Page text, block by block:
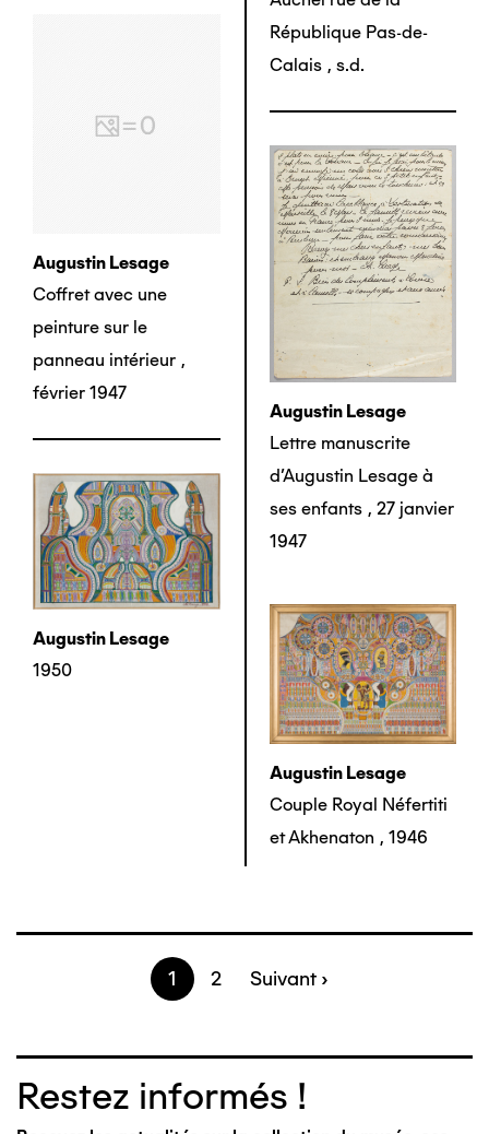
République Pas-de-
Calais , s.d.
Augustin Lesage
Coffret avec une
peinture sur le
panneau intérieur ,
février 1947
Augustin Lesage
Lettre manuscrite
d'Augustin Lesage à
ses enfants , 27 janvier
1947
Augustin Lesage
1950
Augustin Lesage
Couple Royal Néfertiti
et Akhenaton , 1946
Page
1 Page
2
Page
Suivant ›
Restez informés !